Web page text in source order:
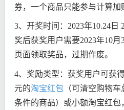
券，一个商品只能参与计算加
3、开奖时间：2023年10.24日
奖后获奖用户需要2023年10月
页面领取奖品，过期作废。
4、奖励类型：获奖用户可获
元的淘宝红包（可清空购物车
条件的商品）或小额淘宝红